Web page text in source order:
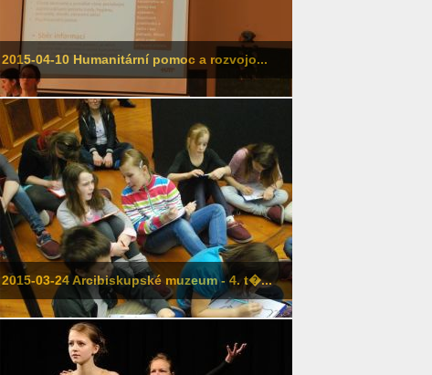
2015-04-10 Humanitární pomoc a rozvojo...
2015-03-24 Arcibiskupské muzeum - 4. t�...